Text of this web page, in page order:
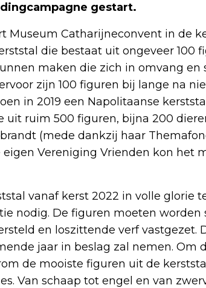
gestart.
Museum Catharijneconvent in de
die bestaat uit ongeveer 100
maken die zich in omvang en
zijn 100 figuren bij lange na
in 2019 een Napolitaanse
uit ruim 500 figuren, bijna 200
(mede dankzij haar
eigen Vereniging Vrienden kon het
vanaf kerst 2022 in volle glorie
nodig. De figuren moeten
en loszittende verf vastgezet.
jaar in beslag zal nemen. Om
de mooiste figuren uit de
Van schaap tot engel en van